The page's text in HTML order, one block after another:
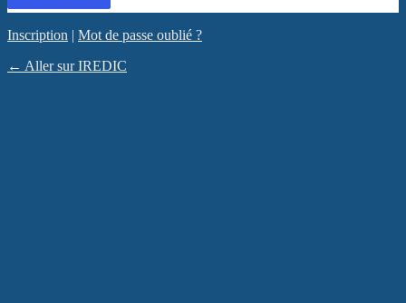
Inscription | Mot de passe oublié ?
← Aller sur IREDIC